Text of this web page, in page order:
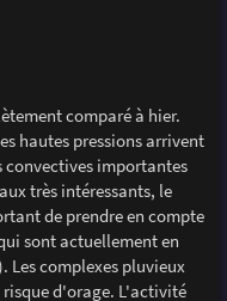
comparé à hier.
hautes pressions arrivent
convectives importantes
très intéressants, le
de prendre en compte
sont actuellement en
Les complexes pluvieux
d'orage. L'activité